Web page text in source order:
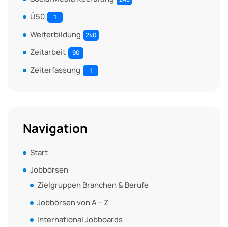
Ü50 1
Weiterbildung 240
Zeitarbeit 90
Zeiterfassung 1
Navigation
Start
Jobbörsen
Zielgruppen Branchen & Berufe
Jobbörsen von A – Z
International Jobboards